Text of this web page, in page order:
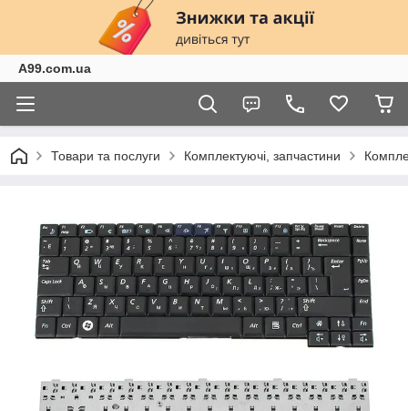
A99.com.ua
Товари та послуги Комплектуючі, запчастини